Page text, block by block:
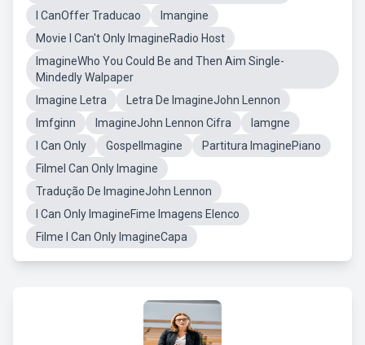
I CanOffer Traducao
Imangine
Movie I Can't Only ImagineRadio Host
ImagineWho You Could Be and Then Aim Single-
Mindedly Walpaper
Imagine Letra
Letra De ImagineJohn Lennon
Imfginn
ImagineJohn Lennon Cifra
Iamgne
I Can Only
GospelImagine
Partitura ImaginePiano
FilmeI Can Only Imagine
Tradução De ImagineJohn Lennon
I Can Only ImagineFime Imagens Elenco
Filme I Can Only ImagineCapa